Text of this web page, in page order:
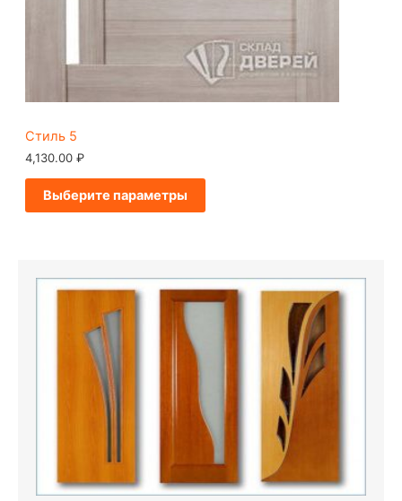
Стиль 5
4,130.00 ₽
Выберите параметры